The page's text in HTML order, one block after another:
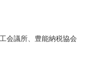
会議所、豊能納税協会